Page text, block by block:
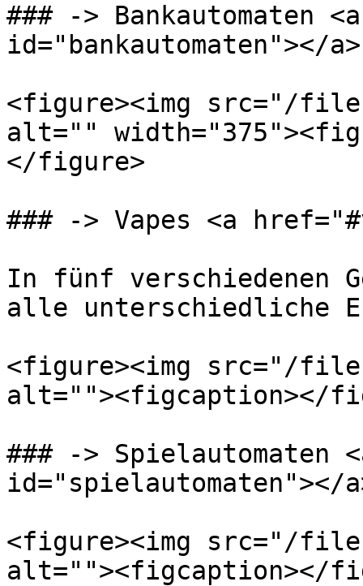
### -> Bankautomaten
id="bankautomaten"></a>
<figure><img src="/files/
alt=""
</figure>
### -> Vapes <a
In fünf verschiedenen
alle unterschiedliche
<figure><img src="/
alt=""><figcaption></
### -> Spielautomaten
id="spielautomaten"></
<figure><img src="/files/
alt=""><figcaption></